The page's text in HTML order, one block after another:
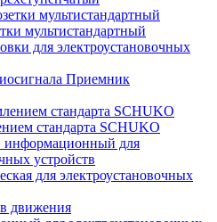
мультистандартный
для электроустановочных
Приемник
стандарта SCHUKO
информационный для
устройств
для электроустановочных
движения